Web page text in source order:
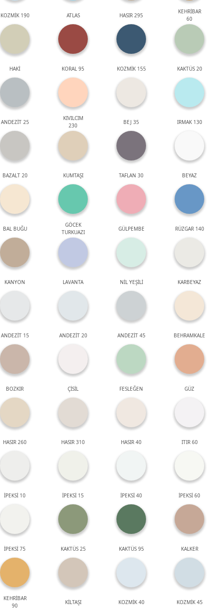
KOZMİK 190 ATLAS HASIR 295
KEHRİBAR
60
HAKİ KORAL 95 KOZMİK 155 KAKTÜS 20
ANDEZİT 25
KIVILCIM
230
BEJ 35 IRMAK 130
BAZALT 20 KUMTAŞI TAFLAN 30 BEYAZ
BAL BUĞU
GÖCEK
TURKUAZI
GÜLPEMBE RÜZGAR 140
KANYON LAVANTA NİL YEŞİLİ KARBEYAZ
ANDEZİT 15 ANDEZİT 20 ANDEZİT 45 BEHRAMKALE
BOZKIR ÇİSİL FESLEĞEN GÜZ
HASIR 260 HASIR 310 HASIR 40 ITIR 60
İPEKSİ 10 İPEKSİ 15 İPEKSİ 40 İPEKSİ 60
İPEKSİ 75 KAKTÜS 25 KAKTÜS 95 KALKER
KEHRİBAR
90
KİLTAŞI KOZMİK 40 KOZMİK 45